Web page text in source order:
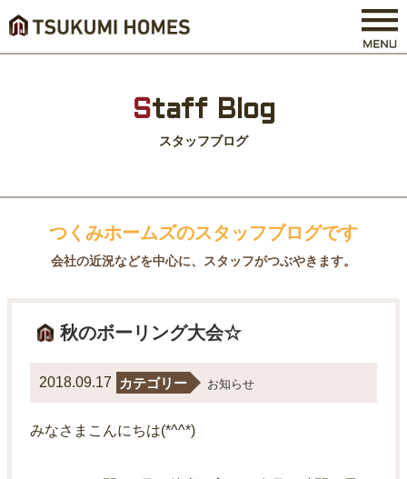
Staff Blog
スタッフブログ
つくみホームズのスタッフブログです
会社の近況などを中心に、スタッフがつぶやきます。
秋のボーリング大会☆
2018.09.17 カテゴリー お知らせ
みなさまこんにちは(*^^*)